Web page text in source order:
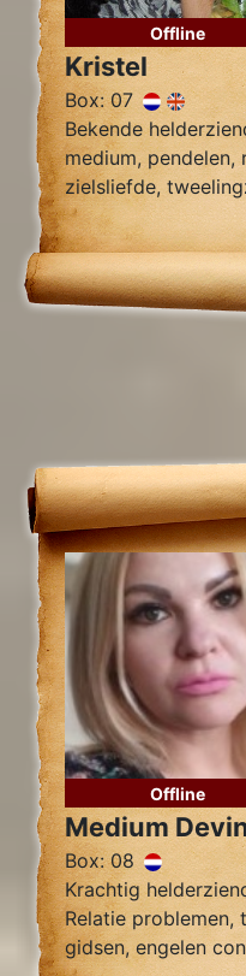
Offline
Kristel
Box: 07
Bekende
medium, pendelen,
zielsliefde,
contact.
Offline
Medium
Box: 08
Krachtig
Relatie
gidsen, engelen